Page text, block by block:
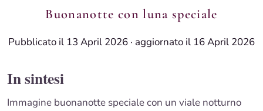
Buonanotte con luna speciale
Pubblicato il 13 April 2026 · aggiornato il 16 April 2026
In sintesi
Immagine buonanotte speciale con un viale notturno